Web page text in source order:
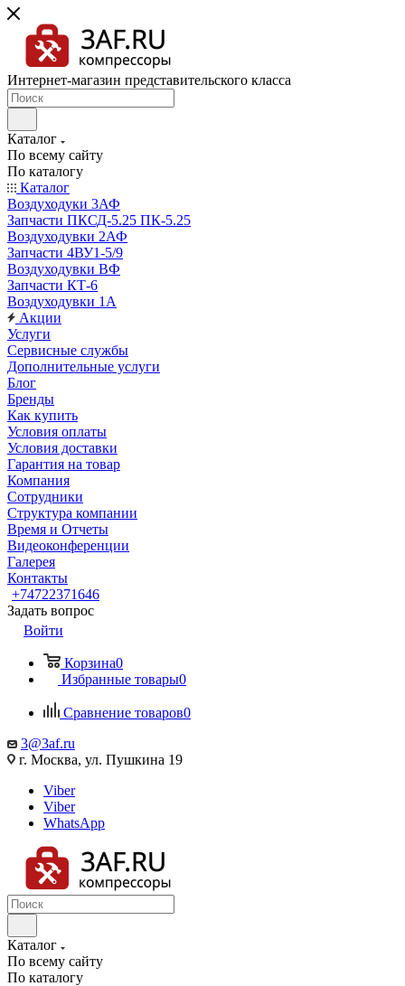
Интернет-магазин представительского класса
Каталог
По всему сайту
По каталогу
Каталог
Воздуходуки 3АФ
Запчасти ПКСД-5.25 ПК-5.25
Воздуходувки 2АФ
Запчасти 4ВУ1-5/9
Воздуходувки ВФ
Запчасти КТ-6
Воздуходувки 1А
Акции
Услуги
Сервисные службы
Дополнительные услуги
Блог
Бренды
Как купить
Условия оплаты
Условия доставки
Гарантия на товар
Компания
Сотрудники
Структура компании
Время и Отчеты
Видеоконференции
Галерея
Контакты
+74722371646
Задать вопрос
Войти
Корзина0
Избранные товары0
Сравнение товаров0
3@3af.ru
г. Москва, ул. Пушкина 19
Viber
Viber
WhatsApp
Каталог
По всему сайту
По каталогу